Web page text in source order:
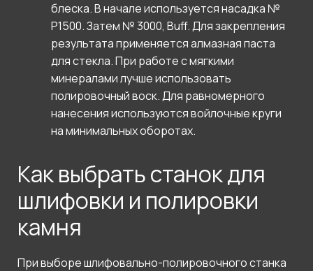
блеска. В начале используется насадка №
Р1500. Затем № 3000, Buff. Для закрепления
результата применяется алмазная паста
для стекла. При работе с мягкими
минералами лучше использовать
полировочный воск. Для равномерного
нанесения используются войлочные круги
на минимальных оборотах.
Как выбрать станок для
шлифовки и полировки
камня
При выборе шлифовально-полировочного станка